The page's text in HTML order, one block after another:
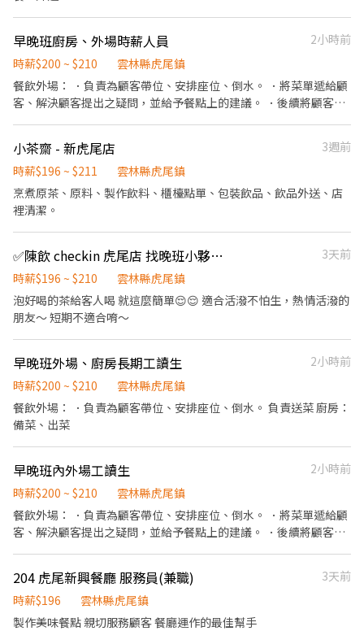
惠，享受健康美味餐點 ✔ 學習成長：提供專業培訓，讓你從基礎到
進階都能掌握 💚 讓我們一起傳遞健康與美味，成為A-Nini的一份
早晚班廚房、外場時薪人員
2小時前
時薪$200 ~ $210
雲林縣虎尾鎮
餐飲外場： ．負責為顧客帶位、安排座位、倒水。 ．將菜單遞給顧
客、解決顧客提出之疑問，並給予餐點上的建議。 ．後續將顧客點
負責結帳、收銀等工作。 餐飲內場： ．擔任廚師的助手，處理烹飪
前與烹飪中之準備工作與其他餐廳相關事務。 ．負責洗、剝、削、
切各種食材。 ．負責清理工作環境、設備和餐具。 ．準備不同餐點
所需要的食材。 ．協助測量食材的容量與重量。 ．負責擺盤、打包
小茶齋 - 新虎尾店
3週前
時薪$196 ~ $211
雲林縣虎尾鎮
烹煮原茶、原料、製作飲料、櫃檯點單、包裝飲品、飲品外送、店
裡清潔。
✅陳飲 checkin 虎尾店 找晚班小夥伴🌵（短期不適合）
3天前
時薪$196 ~ $210
雲林縣虎尾鎮
泡好喝的茶給客人喝 就這麼簡單😌😌 適合活潑不怕生，熱情活潑的
朋友～ 短期不適合唷～
早晚班外場、廚房長期工讀生
2小時前
時薪$200 ~ $210
雲林縣虎尾鎮
餐飲外場： ．負責為顧客帶位、安排座位、倒水。 負責送菜 廚房：
備菜、出菜
早晚班內外場工讀生
2小時前
時薪$200 ~ $210
雲林縣虎尾鎮
餐飲外場： ．負責為顧客帶位、安排座位、倒水。 ．將菜單遞給顧
客、解決顧客提出之疑問，並給予餐點上的建議。 ．後續將顧客點
負責結帳、收銀等工作。 餐飲內場： ．擔任廚師的助手，處理烹飪
前與烹飪中之準備工作與其他餐廳相關事務。 ．負責洗、剝、削、
切各種食材。 ．負責清理工作環境、設備和餐具。 ．準備不同餐點
204 虎尾新興餐廳 服務員(兼職)
3天前
時薪$196
雲林縣虎尾鎮
製作美味餐點 親切服務顧客 餐廳運作的最佳幫手